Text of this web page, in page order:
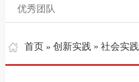
优秀团队
首页 » 创新实践 » 社会实践